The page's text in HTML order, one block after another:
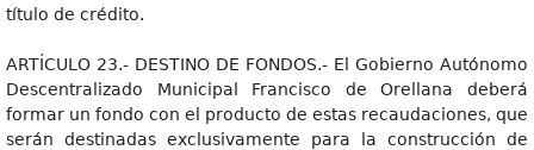
título de crédito.
ARTÍCULO 23.- DESTINO DE FONDOS.- El Gobierno Autónomo
Descentralizado Municipal Francisco de Orellana deberá
formar un fondo con el producto de estas recaudaciones, que
serán destinadas exclusivamente para la construcción de